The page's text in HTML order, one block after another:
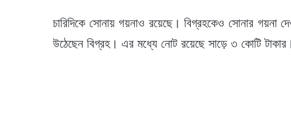
চারিদিকে সোনায় গয়নাও রয়েছে। বিগ্রহকেও সোনার গয়না
উঠেছেন বিগ্রহ। এর মধ্যে নোট রয়েছে সাড়ে ৩ কোটি টাকার।